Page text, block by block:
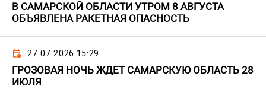
В САМАРСКОЙ ОБЛАСТИ УТРОМ 8 АВГУСТА
ОБЪЯВЛЕНА РАКЕТНАЯ ОПАСНОСТЬ
27.07.2026 15:29
ГРОЗОВАЯ НОЧЬ ЖДЕТ САМАРСКУЮ ОБЛАСТЬ 28
ИЮЛЯ